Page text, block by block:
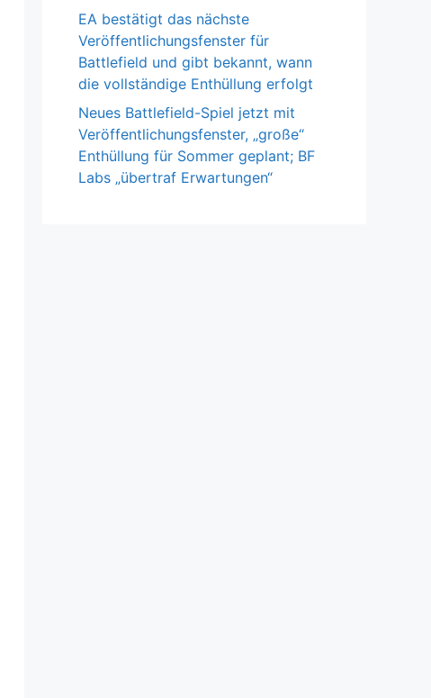
EA bestätigt das nächste
Veröffentlichungsfenster für
Battlefield und gibt bekannt, wann
die vollständige Enthüllung erfolgt
Neues Battlefield-Spiel jetzt mit
Veröffentlichungsfenster, „große“
Enthüllung für Sommer geplant; BF
Labs „übertraf Erwartungen“